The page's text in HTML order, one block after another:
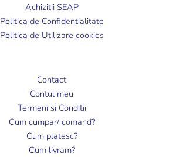
Achizitii SEAP
Politica de Confidentialitate
Politica de Utilizare cookies
Contact
Contul meu
Termeni si Conditii
Cum cumpar/ comand?
Cum platesc?
Cum livram?